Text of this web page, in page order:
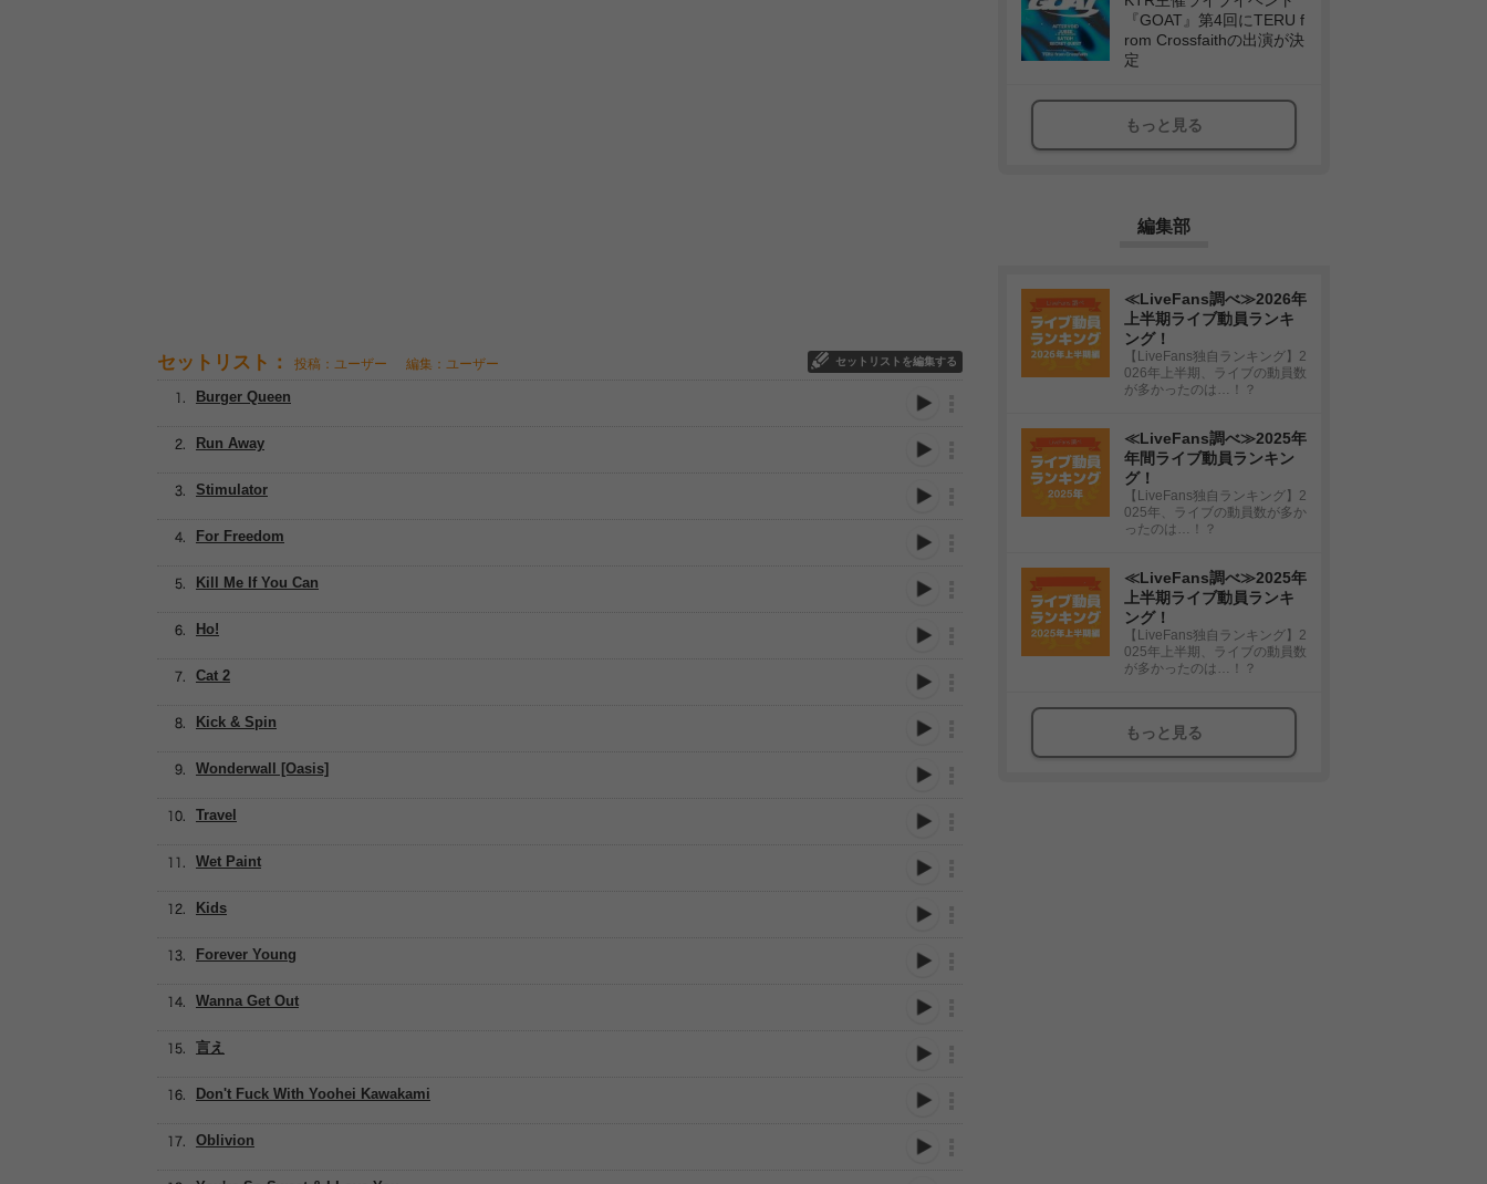
セットリスト： 投稿：ユーザー 編集：ユーザー セットリストを編集する
Ho!
Wonderwall [Oasis]
For Freedom
Stimulator
Kill Me If You Can
Burger Queen
Cat 2
Kick & Spin
Run Away
Travel
Wet Paint
Kids
Forever Young
Wanna Get Out
言え
Don't Fuck With Yoohei Kawakami
Oblivion
『GOAT』第4回にTERU f
rom Crossfaithの出演が決
定
もっと見る
編集部
≪LiveFans調べ≫2026年
上半期ライブ動員ランキ
ング！
【LiveFans独自ランキング】2
026年上半期、ライブの動員数
が多かったのは…！？
≪LiveFans調べ≫2025年
年間ライブ動員ランキン
グ！
【LiveFans独自ランキング】2
025年、ライブの動員数が多か
ったのは…！？
≪LiveFans調べ≫2025年
上半期ライブ動員ランキ
ング！
【LiveFans独自ランキング】2
025年上半期、ライブの動員数
が多かったのは…！？
もっと見る